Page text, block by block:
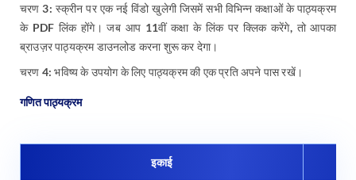
चरण 3: स्क्रीन पर एक नई विंडो खुलेगी जिसमें सभी विभिन्न कक्षाओं के पाठ्यक्रम
के PDF लिंक होंगे। जब आप 11वीं कक्षा के लिंक पर क्लिक करेंगे, तो आपका
ब्राउज़र पाठ्यक्रम डाउनलोड करना शुरू कर देगा।
चरण 4: भविष्य के उपयोग के लिए पाठ्यक्रम की एक प्रति अपने पास रखें।
गणित पाठ्यक्रम
इकाई